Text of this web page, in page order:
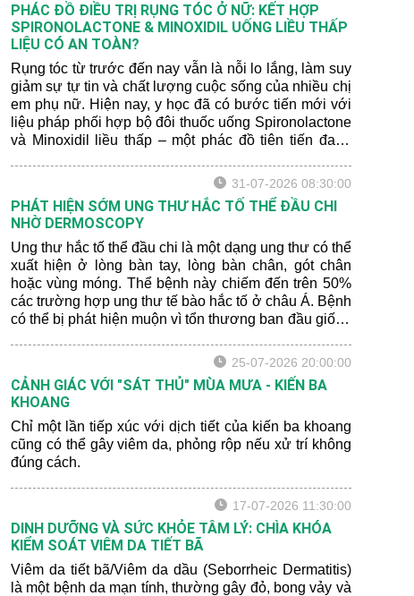
PHÁC ĐỒ ĐIỀU TRỊ RỤNG TÓC Ở NỮ: KẾT HỢP
SPIRONOLACTONE & MINOXIDIL UỐNG LIỀU THẤP
LIỆU CÓ AN TOÀN?
Rụng tóc từ trước đến nay vẫn là nỗi lo lắng, làm suy
giảm sự tự tin và chất lượng cuộc sống của nhiều chị
em phụ nữ. Hiện nay, y học đã có bước tiến mới với
liệu pháp phối hợp bộ đôi thuốc uống Spironolactone
và Minoxidil liều thấp – một phác đồ tiên tiến đang
chia sẻ cho bạn một số thông tin mới nhất nhé:
31-07-2026 08:30:00
PHÁT HIỆN SỚM UNG THƯ HẮC TỐ THỂ ĐẦU CHI
NHỜ DERMOSCOPY
Ung thư hắc tố thể đầu chi là một dạng ung thư có thể
xuất hiện ở lòng bàn tay, lòng bàn chân, gót chân
hoặc vùng móng. Thể bệnh này chiếm đến trên 50%
các trường hợp ung thư tế bào hắc tố ở châu Á. Bệnh
có thể bị phát hiện muộn vì tổn thương ban đầu giống
25-07-2026 20:00:00
CẢNH GIÁC VỚI "SÁT THỦ" MÙA MƯA - KIẾN BA
KHOANG
Chỉ một lần tiếp xúc với dịch tiết của kiến ba khoang
cũng có thể gây viêm da, phỏng rộp nếu xử trí không
đúng cách.
17-07-2026 11:30:00
DINH DƯỠNG VÀ SỨC KHỎE TÂM LÝ: CHÌA KHÓA
KIỂM SOÁT VIÊM DA TIẾT BÃ
Viêm da tiết bã/Viêm da dầu (Seborrheic Dermatitis)
là một bệnh da mạn tính, thường gây đỏ, bong vảy và